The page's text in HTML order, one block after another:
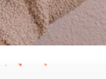
de chanvre